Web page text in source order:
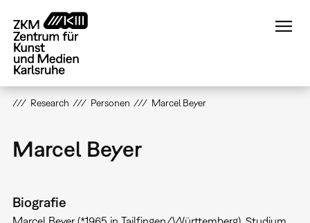
zum
Inhalt
Research Personen Marcel Beyer
Marcel Beyer
Biografie